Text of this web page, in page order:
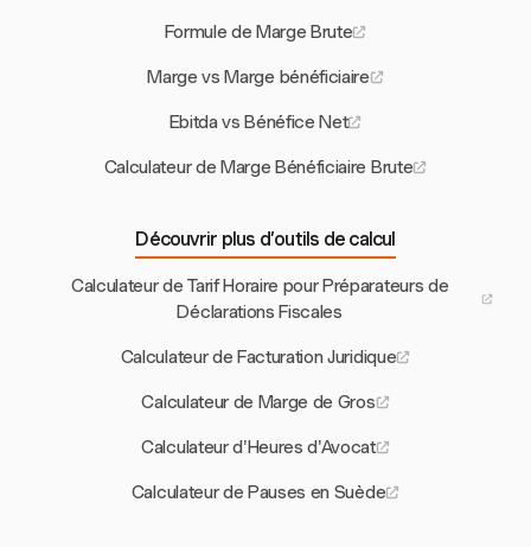
Formule de Marge Brute
Marge vs Marge bénéficiaire
Ebitda vs Bénéfice Net
Calculateur de Marge Bénéficiaire Brute
Découvrir plus d’outils de calcul
Calculateur de Tarif Horaire pour Préparateurs de
Déclarations Fiscales
Calculateur de Facturation Juridique
Calculateur de Marge de Gros
Calculateur d'Heures d'Avocat
Calculateur de Pauses en Suède